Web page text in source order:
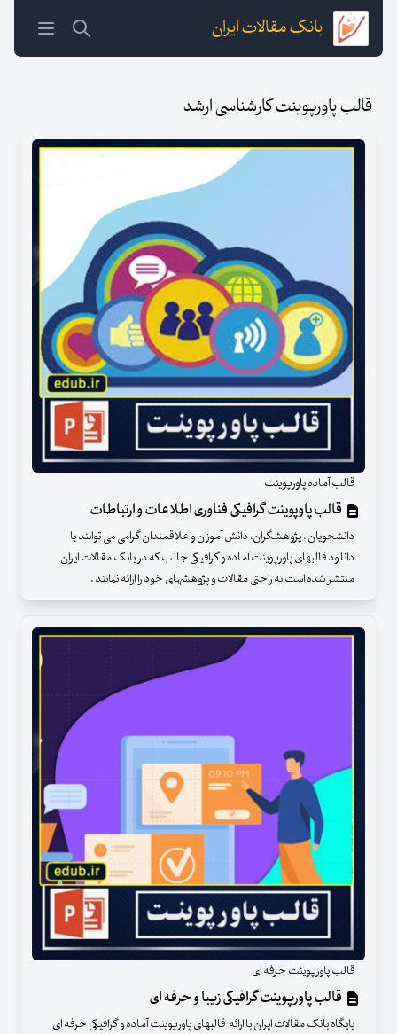
بانک مقالات ایران
قالب پاورپوینت کارشناسی ارشد
قالب آماده پاورپوینت
قالب پاوپوینت گرافیکی فناوری اطلاعات و ارتباطات
دانشجویان ، پژوهشگران، دانش آموزان و علاقمندان گرامی می توانند با
دانلود قالبهای پاورپوینت آماده و گرافیکی جالب که در بانک مقالات ایران
منتشر شده است به راحتی مقالات و پژوهشهای خود را ارائه نمایند .
قالب پاورپوینت حرفه ای
قالب پاورپوینت گرافیکی زیبا و حرفه ای
پایگاه بانک مقالات ایران با ارائه قالبهای پاورپوینت آماده و گرافیکی حرفه ای